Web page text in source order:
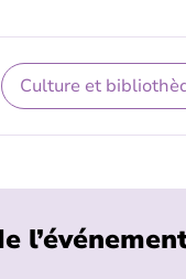
Culture et